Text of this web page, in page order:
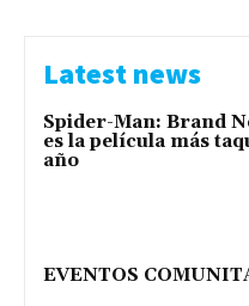
Latest news
Spider-Man: Brand
es la película más
año
EVENTOS